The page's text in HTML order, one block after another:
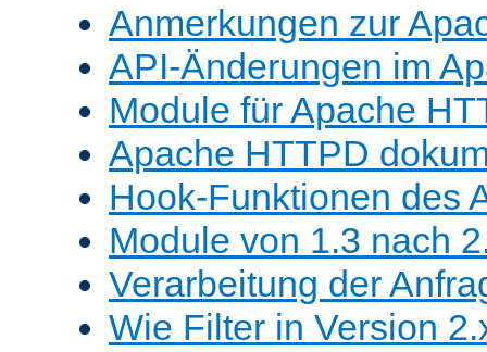
Anmerkungen zur
API-Änderungen im
Module für Apache
Apache HTTPD
Hook-Funktionen des
Module von 1.3 nach
Verarbeitung der
Wie Filter in Version